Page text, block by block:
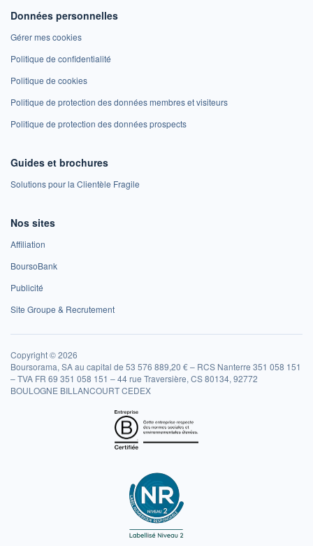
Données personnelles
Gérer mes cookies
Politique de confidentialité
Politique de cookies
Politique de protection des données membres et visiteurs
Politique de protection des données prospects
Guides et brochures
Solutions pour la Clientèle Fragile
Nos sites
Affiliation
BoursoBank
Publicité
Site Groupe & Recrutement
Copyright © 2026
Boursorama, SA au capital de 53 576 889,20 € – RCS Nanterre 351 058 151
– TVA FR 69 351 058 151 – 44 rue Traversière, CS 80134, 92772
BOULOGNE BILLANCOURT CEDEX